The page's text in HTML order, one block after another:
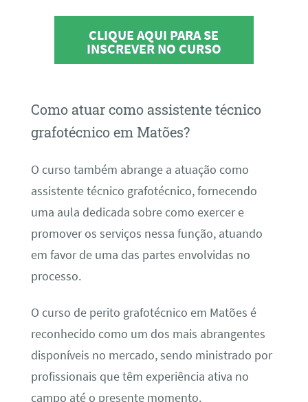
CLIQUE AQUI PARA SE
INSCREVER NO CURSO
Como atuar como assistente técnico
grafotécnico em Matões?
O curso também abrange a atuação como
assistente técnico grafotécnico, fornecendo
uma aula dedicada sobre como exercer e
promover os serviços nessa função, atuando
em favor de uma das partes envolvidas no
processo.
O curso de perito grafotécnico em Matões é
reconhecido como um dos mais abrangentes
disponíveis no mercado, sendo ministrado por
profissionais que têm experiência ativa no
campo até o presente momento.